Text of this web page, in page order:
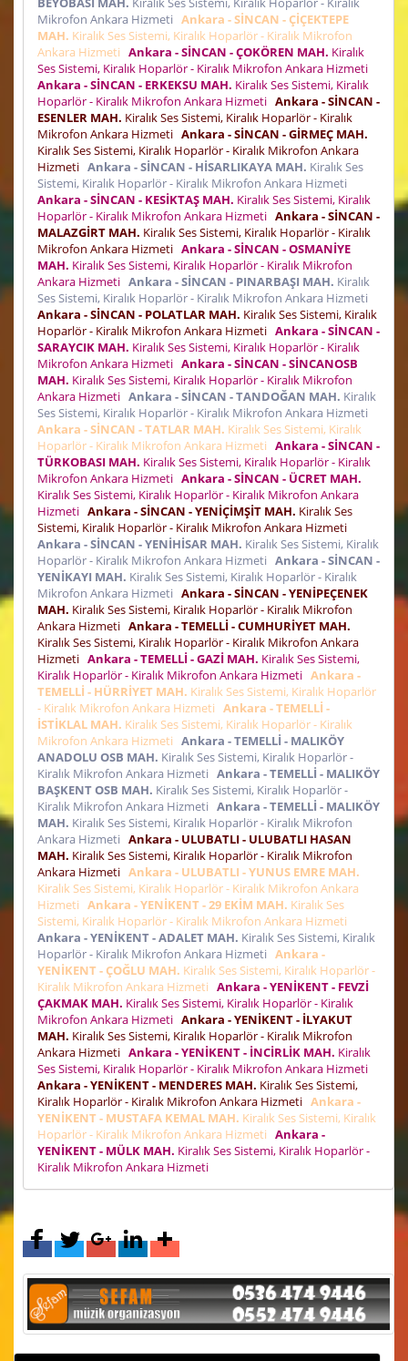
Mikrofon Ankara Hizmeti Ankara - SİNCAN - ÇİÇEKTEPE
MAH. Kiralık Ses Sistemi, Kiralık Hoparlör - Kiralık Mikrofon
Ankara Hizmeti Ankara - SİNCAN - ÇOKÖREN MAH. Kiralık
Ses Sistemi, Kiralık Hoparlör - Kiralık Mikrofon Ankara Hizmeti
Ankara - SİNCAN - ERKEKSU MAH. Kiralık Ses Sistemi, Kiralık
Hoparlör - Kiralık Mikrofon Ankara Hizmeti Ankara - SİNCAN -
ESENLER MAH. Kiralık Ses Sistemi, Kiralık Hoparlör - Kiralık
Mikrofon Ankara Hizmeti Ankara - SİNCAN - GİRMEÇ MAH.
Kiralık Ses Sistemi, Kiralık Hoparlör - Kiralık Mikrofon Ankara
Hizmeti Ankara - SİNCAN - HİSARLIKAYA MAH. Kiralık Ses
Sistemi, Kiralık Hoparlör - Kiralık Mikrofon Ankara Hizmeti
Ankara - SİNCAN - KESİKTAŞ MAH. Kiralık Ses Sistemi, Kiralık
Hoparlör - Kiralık Mikrofon Ankara Hizmeti Ankara - SİNCAN -
MALAZGİRT MAH. Kiralık Ses Sistemi, Kiralık Hoparlör - Kiralık
Mikrofon Ankara Hizmeti Ankara - SİNCAN - OSMANİYE
MAH. Kiralık Ses Sistemi, Kiralık Hoparlör - Kiralık Mikrofon
Ankara Hizmeti Ankara - SİNCAN - PINARBAŞI MAH. Kiralık
Ses Sistemi, Kiralık Hoparlör - Kiralık Mikrofon Ankara Hizmeti
Ankara - SİNCAN - POLATLAR MAH. Kiralık Ses Sistemi, Kiralık
Hoparlör - Kiralık Mikrofon Ankara Hizmeti Ankara - SİNCAN -
SARAYCIK MAH. Kiralık Ses Sistemi, Kiralık Hoparlör - Kiralık
Mikrofon Ankara Hizmeti Ankara - SİNCAN - SİNCANOSB
MAH. Kiralık Ses Sistemi, Kiralık Hoparlör - Kiralık Mikrofon
Ankara Hizmeti Ankara - SİNCAN - TANDOĞAN MAH. Kiralık
Ses Sistemi, Kiralık Hoparlör - Kiralık Mikrofon Ankara Hizmeti
Ankara - SİNCAN - TATLAR MAH. Kiralık Ses Sistemi, Kiralık
Hoparlör - Kiralık Mikrofon Ankara Hizmeti Ankara - SİNCAN -
TÜRKOBASI MAH. Kiralık Ses Sistemi, Kiralık Hoparlör - Kiralık
Mikrofon Ankara Hizmeti Ankara - SİNCAN - ÜCRET MAH.
Kiralık Ses Sistemi, Kiralık Hoparlör - Kiralık Mikrofon Ankara
Hizmeti Ankara - SİNCAN - YENİÇİMŞİT MAH. Kiralık Ses
Sistemi, Kiralık Hoparlör - Kiralık Mikrofon Ankara Hizmeti
Ankara - SİNCAN - YENİHİSAR MAH. Kiralık Ses Sistemi, Kiralık
Hoparlör - Kiralık Mikrofon Ankara Hizmeti Ankara - SİNCAN -
YENİKAYI MAH. Kiralık Ses Sistemi, Kiralık Hoparlör - Kiralık
Mikrofon Ankara Hizmeti Ankara - SİNCAN - YENİPEÇENEK
MAH. Kiralık Ses Sistemi, Kiralık Hoparlör - Kiralık Mikrofon
Ankara Hizmeti Ankara - TEMELLİ - CUMHURİYET MAH.
Kiralık Ses Sistemi, Kiralık Hoparlör - Kiralık Mikrofon Ankara
Hizmeti Ankara - TEMELLİ - GAZİ MAH. Kiralık Ses Sistemi,
Kiralık Hoparlör - Kiralık Mikrofon Ankara Hizmeti Ankara -
TEMELLİ - HÜRRİYET MAH. Kiralık Ses Sistemi, Kiralık Hoparlör
- Kiralık Mikrofon Ankara Hizmeti Ankara - TEMELLİ -
İSTİKLAL MAH. Kiralık Ses Sistemi, Kiralık Hoparlör - Kiralık
Mikrofon Ankara Hizmeti Ankara - TEMELLİ - MALIKÖY
ANADOLU OSB MAH. Kiralık Ses Sistemi, Kiralık Hoparlör -
Kiralık Mikrofon Ankara Hizmeti Ankara - TEMELLİ - MALIKÖY
BAŞKENT OSB MAH. Kiralık Ses Sistemi, Kiralık Hoparlör -
Kiralık Mikrofon Ankara Hizmeti Ankara - TEMELLİ - MALIKÖY
MAH. Kiralık Ses Sistemi, Kiralık Hoparlör - Kiralık Mikrofon
Ankara Hizmeti Ankara - ULUBATLI - ULUBATLI HASAN
MAH. Kiralık Ses Sistemi, Kiralık Hoparlör - Kiralık Mikrofon
Ankara Hizmeti Ankara - ULUBATLI - YUNUS EMRE MAH.
Kiralık Ses Sistemi, Kiralık Hoparlör - Kiralık Mikrofon Ankara
Hizmeti Ankara - YENİKENT - 29 EKİM MAH. Kiralık Ses
Sistemi, Kiralık Hoparlör - Kiralık Mikrofon Ankara Hizmeti
Ankara - YENİKENT - ADALET MAH. Kiralık Ses Sistemi, Kiralık
Hoparlör - Kiralık Mikrofon Ankara Hizmeti Ankara -
YENİKENT - ÇOĞLU MAH. Kiralık Ses Sistemi, Kiralık Hoparlör -
Kiralık Mikrofon Ankara Hizmeti Ankara - YENİKENT - FEVZİ
ÇAKMAK MAH. Kiralık Ses Sistemi, Kiralık Hoparlör - Kiralık
Mikrofon Ankara Hizmeti Ankara - YENİKENT - İLYAKUT
MAH. Kiralık Ses Sistemi, Kiralık Hoparlör - Kiralık Mikrofon
Ankara Hizmeti Ankara - YENİKENT - İNCİRLİK MAH. Kiralık
Ses Sistemi, Kiralık Hoparlör - Kiralık Mikrofon Ankara Hizmeti
Ankara - YENİKENT - MENDERES MAH. Kiralık Ses Sistemi,
Kiralık Hoparlör - Kiralık Mikrofon Ankara Hizmeti Ankara -
YENİKENT - MUSTAFA KEMAL MAH. Kiralık Ses Sistemi, Kiralık
Hoparlör - Kiralık Mikrofon Ankara Hizmeti Ankara -
YENİKENT - MÜLK MAH. Kiralık Ses Sistemi, Kiralık Hoparlör -
Kiralık Mikrofon Ankara Hizmeti